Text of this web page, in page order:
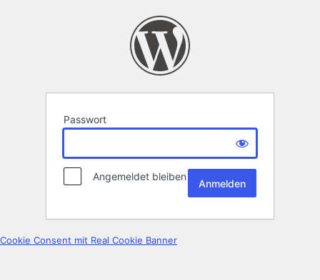
Passwort
Angemeldet bleiben
Cookie Consent mit Real Cookie Banner